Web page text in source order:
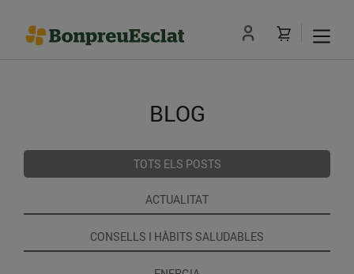
BLOG
TOTS ELS POSTS
ACTUALITAT
CONSELLS I HÀBITS SALUDABLES